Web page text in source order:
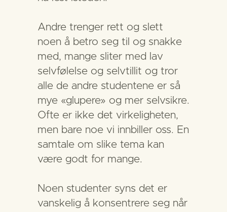
Andre trenger rett og slett
noen å betro seg til og snakke
med, mange sliter med lav
selvfølelse og selvtillit og tror
alle de andre studentene er så
mye «glupere» og mer selvsikre.
Ofte er ikke det virkeligheten,
men bare noe vi innbiller oss. En
samtale om slike tema kan
være godt for mange.
Noen studenter syns det er
vanskelig å konsentrere seg når